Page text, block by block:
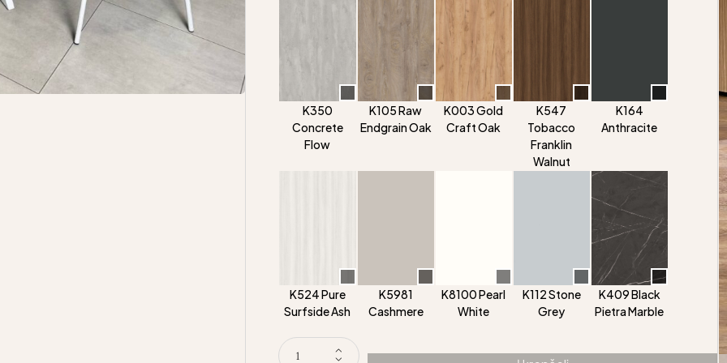
K350
Concrete
Flow
K105 Raw
Endgrain Oak
K003 Gold
Craft Oak
K547
Tobacco
Franklin
Walnut
K164
Anthracite
K524 Pure
Surfside Ash
K5981
Cashmere
K8100 Pearl
White
K112 Stone
Grey
K409 Black
Pietra Marble